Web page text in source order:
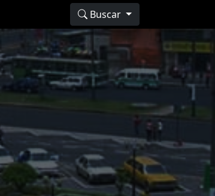
Buscar